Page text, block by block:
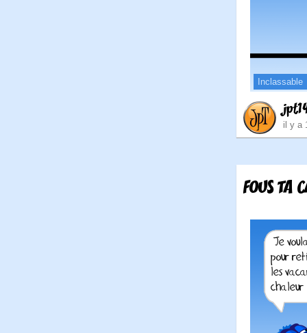
Inclassable
il y a
FOUS TA